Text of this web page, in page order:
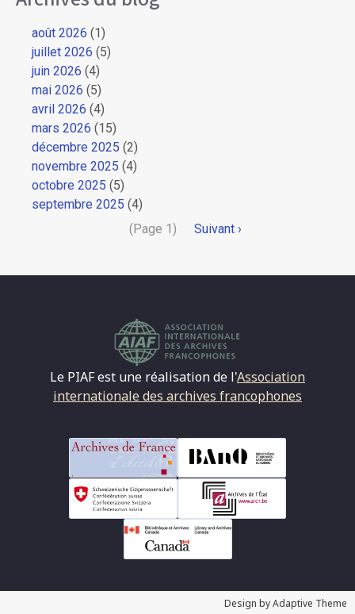
août 2026 (1)
juillet 2026 (5)
juin 2026 (4)
mai 2026 (5)
avril 2026 (4)
mars 2026 (15)
décembre 2025 (2)
novembre 2025 (4)
octobre 2025 (5)
septembre 2025 (4)
(Page 1)
Page
Suivant ›
Le PIAF est une réalisation de l'Association
internationale des archives francophones
Design by Adaptive Theme